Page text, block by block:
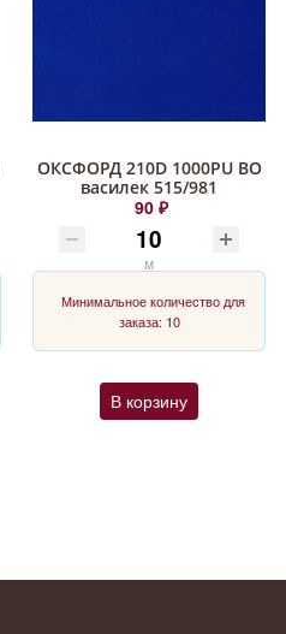
ОКСФОРД 210D 1000PU ВО
василек 515/981
90 ₽
м
Минимальное количество для
заказа: 10
В корзину